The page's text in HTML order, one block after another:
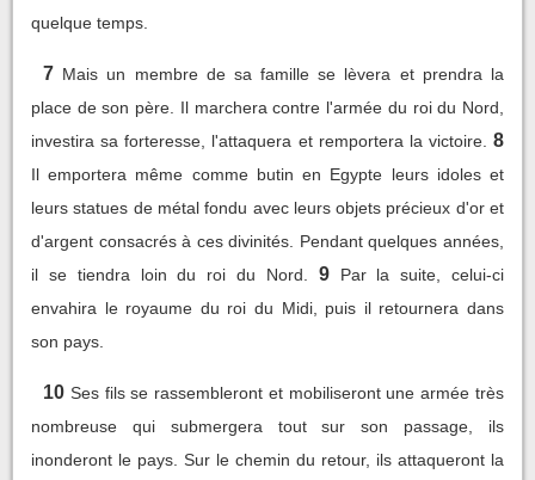
quelque temps.
7 Mais un membre de sa famille se lèvera et prendra la
place de son père. Il marchera contre l'armée du roi du Nord,
investira sa forteresse, l'attaquera et remportera la victoire. 8
Il emportera même comme butin en Egypte leurs idoles et
leurs statues de métal fondu avec leurs objets précieux d'or et
d'argent consacrés à ces divinités. Pendant quelques années,
il se tiendra loin du roi du Nord.
9
Par la suite, celui-ci
envahira le royaume du roi du Midi, puis il retournera dans
son pays.
10 Ses fils se rassembleront et mobiliseront une armée très
nombreuse qui submergera tout sur son passage, ils
inonderont le pays. Sur le chemin du retour, ils attaqueront la